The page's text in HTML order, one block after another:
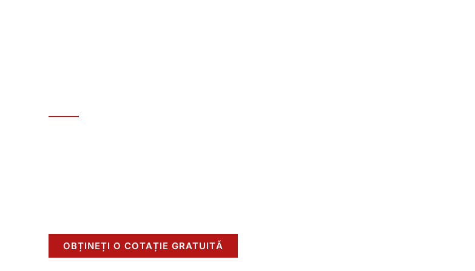
OBȚINEȚI O COTAȚIE GRATUITĂ